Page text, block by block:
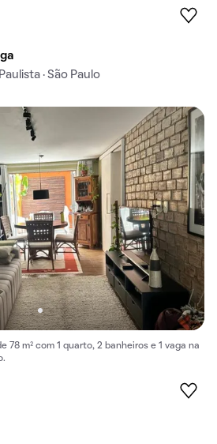
· São Paulo
78 m² com 1 quarto, 2 banheiros e 1 vaga na